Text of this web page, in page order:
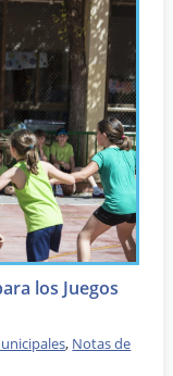
los Juegos
, Notas de